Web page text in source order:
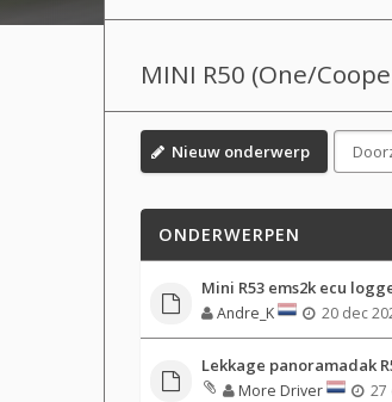
MINI R50 (One/
Nieuw onderwerp
ONDERWERPEN
Mini R53 ems2k ecu
Andre_K 20 dec
Lekkage panoramadak
More Driver 27